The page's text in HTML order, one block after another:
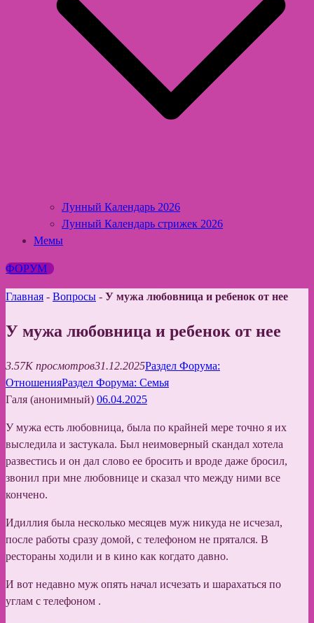
Лунный Календарь 2026
Лунный Календарь стрижек 2026
Мемы
ФОРУМ
Главная - Вопросы - У мужа любовница и ребенок от нее
У мужа любовница и ребенок от нее
3.57K просмотров31.12.2025Раздел Форума:
ОтношенияРаздел Форума: Семья
Галя (анонимный) 06.04.2025
У мужа есть любовница, была по крайней мере точно я их
выследила и застукала. Был неимоверный скандал хотела
развестись и он дал слово ее бросить и вроде даже бросил,
звонил при мне любовнице и сказал что между ними все
кончено.
Идиллия была несколько месяцев муж никуда не исчезал,
после работы сразу домой, с телефоном не прятался. В
рестораны ходили и в кино как когдато давно.
И вот недавно муж опять начал исчезать и шарахаться по
углам с телефоном .